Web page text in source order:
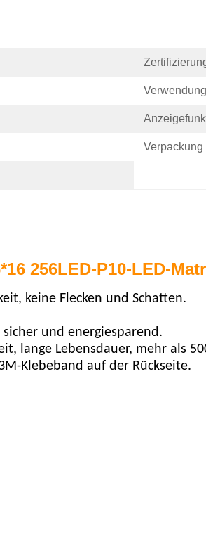
Verpackung
256LED-P10-LED-
keine Flecken und Schatten.
und energiesparend.
lange Lebensdauer, mehr als
Klebeband auf der Rückseite.